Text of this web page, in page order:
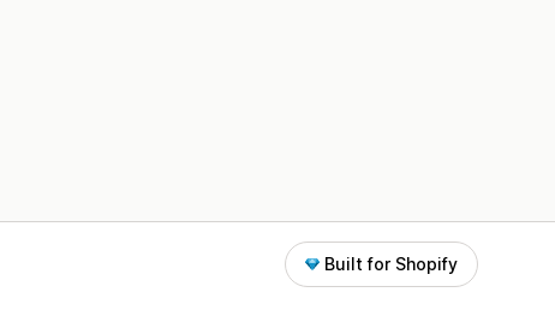
Built for Shopify